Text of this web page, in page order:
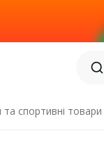
та спортивні товари